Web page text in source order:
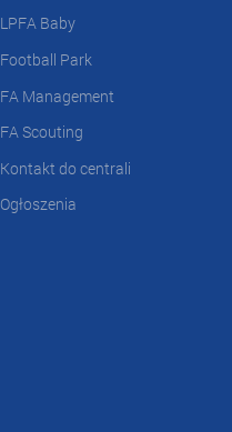
LPFA Baby
Football Park
FA Management
FA Scouting
Kontakt do centrali
Ogłoszenia